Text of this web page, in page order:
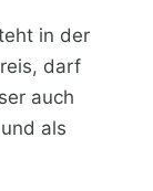
in der
darf
auch
als